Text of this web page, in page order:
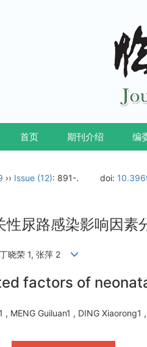
首页 期刊介绍 编
›› Issue (12): 891-. doi:
性尿路感染影响因素
晓荣 1, 张萍 2
factors of
, MENG Guiluan1 , DING